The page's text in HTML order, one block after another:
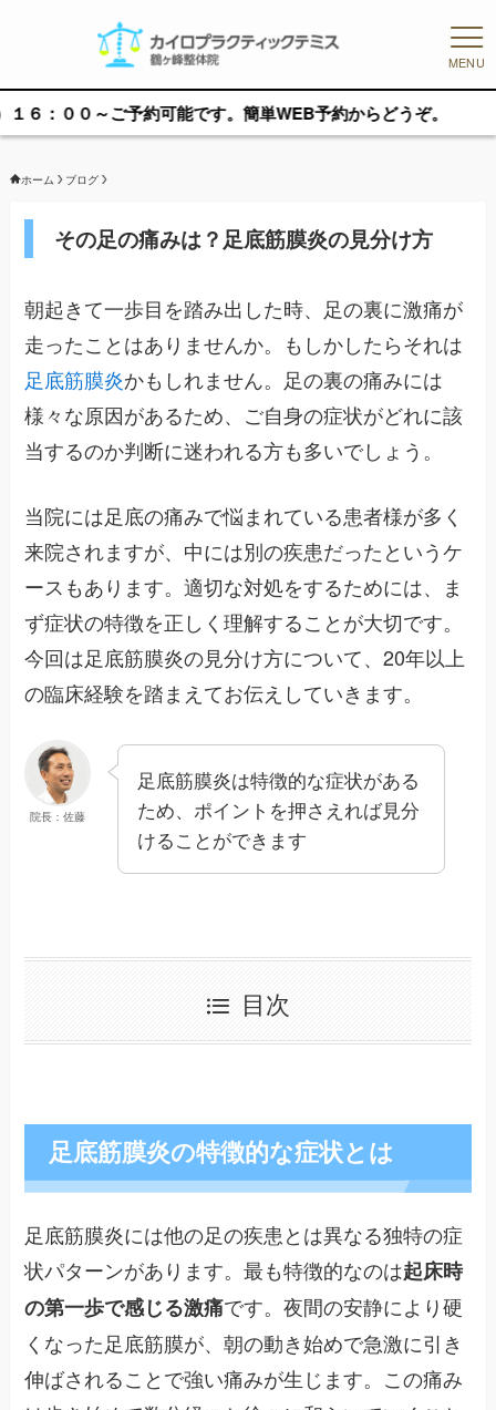
MENU
ご予約可能です。簡単WEB予約からどうぞ。
ホーム ブログ
その足の痛みは？足底筋膜炎の見分け方
朝起きて一歩目を踏み出した時、足の裏に激痛が
走ったことはありませんか。もしかしたらそれは
足底筋膜炎かもしれません。足の裏の痛みには
様々な原因があるため、ご自身の症状がどれに該
当するのか判断に迷われる方も多いでしょう。
当院には足底の痛みで悩まれている患者様が多く
来院されますが、中には別の疾患だったというケ
ースもあります。適切な対処をするためには、ま
ず症状の特徴を正しく理解することが大切です。
今回は足底筋膜炎の見分け方について、20年以上
の臨床経験を踏まえてお伝えしていきます。
院長：佐藤
足底筋膜炎は特徴的な症状がある
ため、ポイントを押さえれば見分
けることができます
目次
足底筋膜炎の特徴的な症状とは
足底筋膜炎には他の足の疾患とは異なる独特の症
状パターンがあります。最も特徴的なのは起床時
の第一歩で感じる激痛です。夜間の安静により硬
くなった足底筋膜が、朝の動き始めで急激に引き
伸ばされることで強い痛みが生じます。この痛み